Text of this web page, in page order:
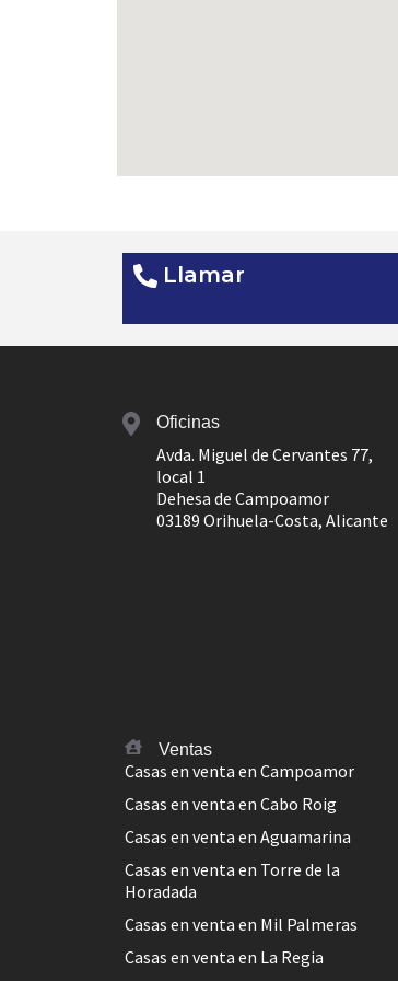
Llamar
Oficinas
Avda. Miguel de Cervantes 77,
local 1
Dehesa de Campoamor
03189 Orihuela-Costa, Alicante
Ventas
Casas en venta en Campoamor
Casas en venta en Cabo Roig
Casas en venta en Aguamarina
Casas en venta en Torre de la
Horadada
Casas en venta en Mil Palmeras
Casas en venta en La Regia